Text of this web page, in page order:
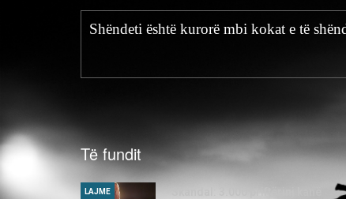
Shëndeti është kurorë mbi kokat e të
Të fundit
LAJME